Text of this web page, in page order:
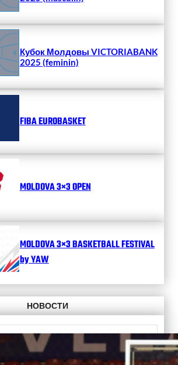
Кубок Молдовы VICTORIABANK
2025 (feminin)
FIBA EUROBASKET
MOLDOVA 3×3 OPEN
MOLDOVA 3×3 BASKETBALL FESTIVAL
by YAW
НОВОСТИ